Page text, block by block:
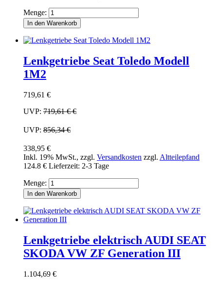
Menge:
In den Warenkorb
Lenkgetriebe Seat Toledo Modell
1M2
719,61 €
UVP: 719,61 €€
UVP: 856,34 €
338,95 €
Inkl. 19% MwSt., zzgl. Versandkosten zzgl. Altteilepfand
124.8 € Lieferzeit: 2-3 Tage
Menge:
In den Warenkorb
Lenkgetriebe elektrisch AUDI SEAT
SKODA VW ZF Generation III
1.104,69 €